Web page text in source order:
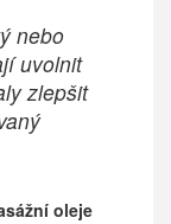
nebo
uvolnit
zlepšit
oleje